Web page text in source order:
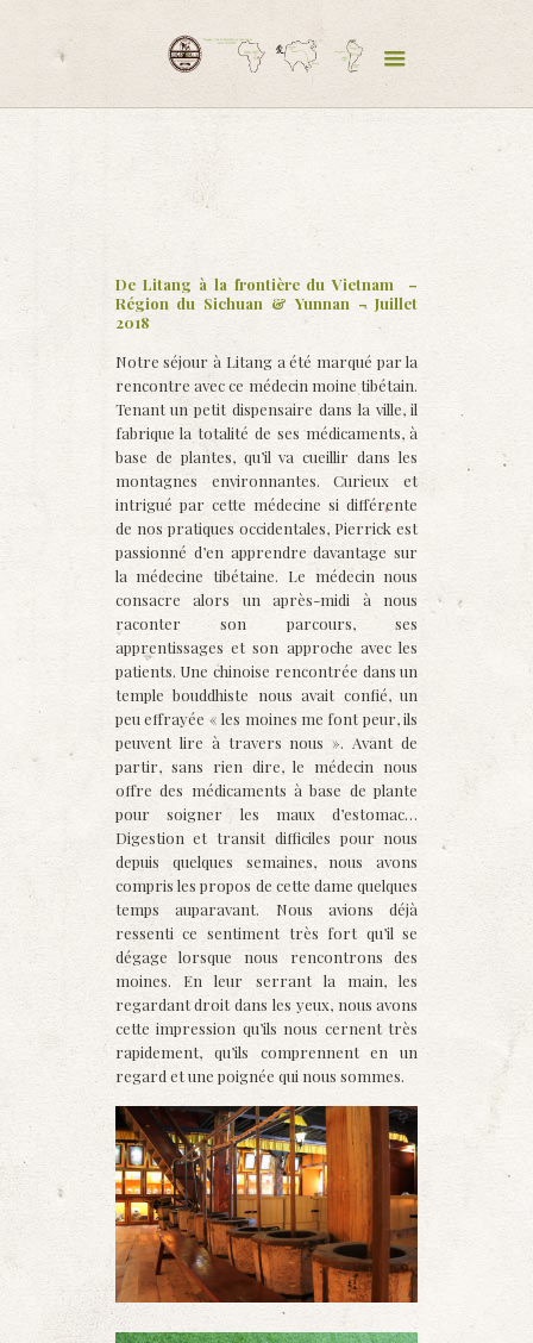
De Litang à la frontière du Vietnam –
Région du Sichuan & Yunnan – Juillet
2018
Notre séjour à Litang a été marqué par la
rencontre avec ce médecin moine tibétain.
Tenant un petit dispensaire dans la ville, il
fabrique la totalité de ses médicaments, à
base de plantes, qu’il va cueillir dans les
montagnes environnantes. Curieux et
intrigué par cette médecine si différente
de nos pratiques occidentales, Pierrick est
passionné d’en apprendre davantage sur
la médecine tibétaine. Le médecin nous
consacre alors un après-midi à nous
raconter son parcours, ses
apprentissages et son approche avec les
patients. Une chinoise rencontrée dans un
temple bouddhiste nous avait confié, un
peu effrayée « les moines me font peur, ils
peuvent lire à travers nous ». Avant de
partir, sans rien dire, le médecin nous
offre des médicaments à base de plante
pour soigner les maux d’estomac…
Digestion et transit difficiles pour nous
depuis quelques semaines, nous avons
compris les propos de cette dame quelques
temps auparavant. Nous avions déjà
ressenti ce sentiment très fort qu’il se
dégage lorsque nous rencontrons des
moines. En leur serrant la main, les
regardant droit dans les yeux, nous avons
cette impression qu’ils nous cernent très
rapidement, qu’ils comprennent en un
regard et une poignée qui nous sommes.